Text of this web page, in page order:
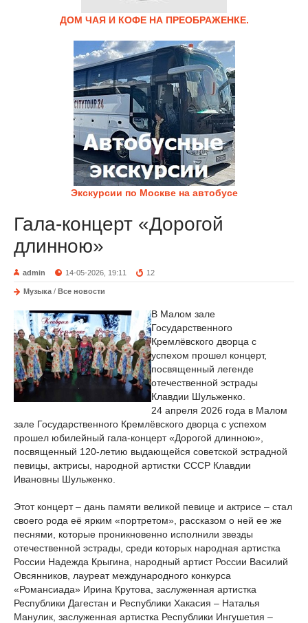
ДОМ ЧАЯ И КОФЕ НА ПРЕОБРАЖЕНКЕ.
Экскурсии по Москве на автобусе
Гала-концерт «Дорогой
длинною»
admin 14-05-2026, 19:11 12
Музыка / Все новости
В Малом зале
Государственного
Кремлёвского дворца с
успехом прошел концерт,
посвященный легенде
отечественной эстрады
Клавдии Шульженко.
24 апреля 2026 года в Малом
зале Государственного Кремлёвского дворца с успехом
прошел юбилейный гала-концерт «Дорогой длинною»,
посвященный 120-летию выдающейся советской эстрадной
певицы, актрисы, народной артистки СССР Клавдии
Ивановны Шульженко.
Этот концерт – дань памяти великой певице и актрисе – стал
своего рода её ярким «портретом», рассказом о ней ее же
песнями, которые проникновенно исполнили звезды
отечественной эстрады, среди которых народная артистка
России Надежда Крыгина, народный артист России Василий
Овсянников, лауреат международного конкурса
«Романсиада» Ирина Крутова, заслуженная артистка
Республики Дагестан и Республики Хакасия – Наталья
Манулик, заслуженная артистка Республики Ингушетия –